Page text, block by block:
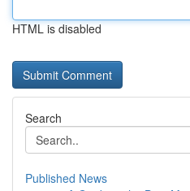
HTML is disabled
Search
Published News